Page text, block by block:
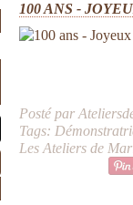
100 ANS -
Posté par
Tags:
Les Ateliers de